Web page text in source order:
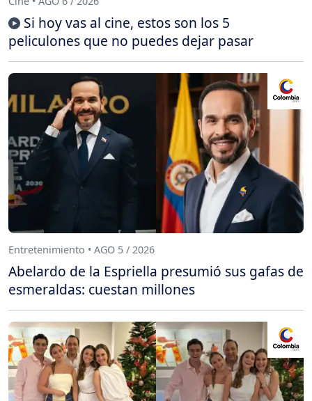
Si hoy vas al cine, estos son los 5
peliculones que no puedes dejar pasar
Entretenimiento • AGO 5 / 2026
Abelardo de la Espriella presumió sus gafas de
esmeraldas: cuestan millones